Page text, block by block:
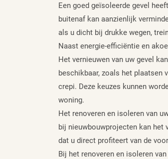
Een goed geïsoleerde gevel
buitenaf kan aanzienlijk
als u dicht bij drukke wegen,
Naast energie-efficiëntie en
Het vernieuwen van uw gevel
beschikbaar, zoals het plaatsen
crepi. Deze keuzes kunnen
woning.
Het renoveren en isoleren van
bij nieuwbouwprojecten kan het
dat u direct profiteert van de
Bij het renoveren en isoleren